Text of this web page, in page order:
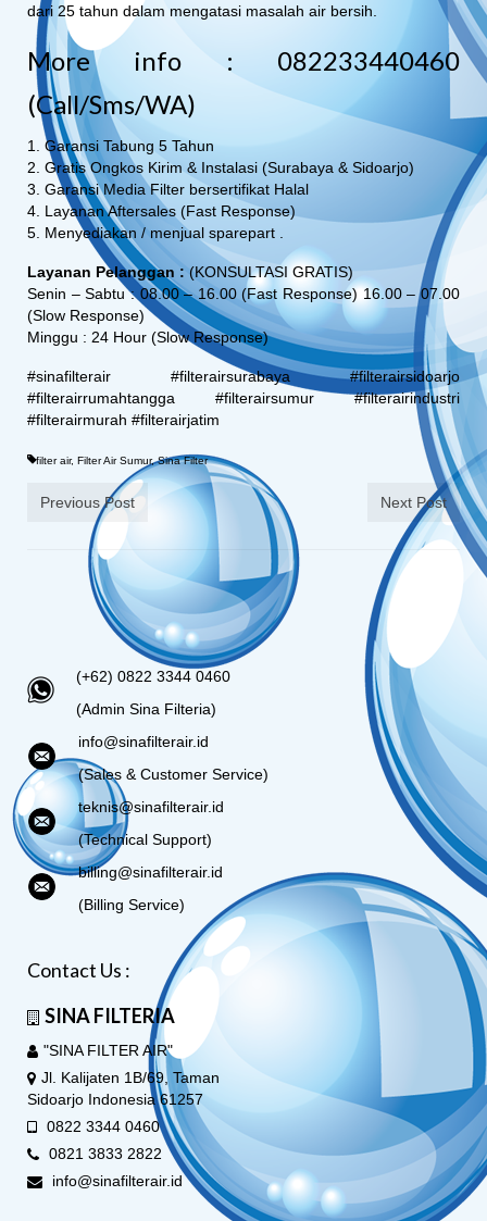
dari 25 tahun dalam mengatasi masalah air bersih.
More info : 082233440460
(Call/Sms/WA)
1. Garansi Tabung 5 Tahun
2. Gratis Ongkos Kirim & Instalasi (Surabaya & Sidoarjo)
3. Garansi Media Filter bersertifikat Halal
4. Layanan Aftersales (Fast Response)
5. Menyediakan / menjual sparepart .
Layanan Pelanggan : (KONSULTASI GRATIS)
Senin – Sabtu : 08.00 – 16.00 (Fast Response) 16.00 – 07.00
(Slow Response)
Minggu : 24 Hour (Slow Response)
#sinafilterair #filterairsurabaya #filterairsidoarjo
#filterairrumahtangga #filterairsumur #filterairindustri
#filterairmurah #filterairjatim
filter air, Filter Air Sumur,Sina Filter
Previous Post Next Post
(+62) 0822 3344 0460
(Admin Sina Filteria)
info@sinafilterair.id
(Sales & Customer Service)
teknis@sinafilterair.id
(Technical Support)
billing@sinafilterair.id
(Billing Service)
Contact Us :
SINA FILTERIA
"SINA FILTER AIR"
Jl. Kalijaten 1B/69, Taman
Sidoarjo Indonesia 61257
0822 3344 0460
0821 3833 2822
info@sinafilterair.id